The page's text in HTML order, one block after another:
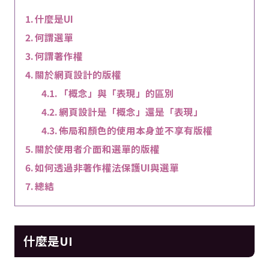
什麼是UI
何謂選單
何謂著作權
關於網頁設計的版權
「概念」與「表現」的區別
網頁設計是「概念」還是「表現」
佈局和顏色的使用本身並不享有版權
關於使用者介面和選單的版權
如何透過非著作權法保護UI與選單
總結
什麼是UI